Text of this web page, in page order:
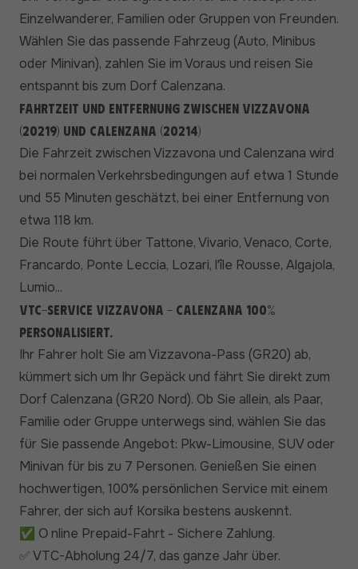
Einzelwanderer, Familien oder Gruppen von Freunden.
Wählen Sie das passende Fahrzeug (Auto, Minibus
oder Minivan), zahlen Sie im Voraus und reisen Sie
entspannt bis zum Dorf Calenzana.
Fahrtzeit und Entfernung zwischen Vizzavona
(20219) und Calenzana (20214)
Die Fahrzeit zwischen Vizzavona und Calenzana wird
bei normalen Verkehrsbedingungen auf etwa 1 Stunde
und 55 Minuten geschätzt, bei einer Entfernung von
etwa 118 km.
Die Route führt über Tattone, Vivario, Venaco, Corte,
Francardo, Ponte Leccia, Lozari, l'île Rousse, Algajola,
Lumio...
VTC-Service Vizzavona - Calenzana 100%
personalisiert.
Ihr Fahrer holt Sie am Vizzavona-Pass (GR20) ab,
kümmert sich um Ihr Gepäck und fährt Sie direkt zum
Dorf Calenzana (GR20 Nord). Ob Sie allein, als Paar,
Familie oder Gruppe unterwegs sind, wählen Sie das
für Sie passende Angebot: Pkw-Limousine, SUV oder
Minivan für bis zu 7 Personen. Genießen Sie einen
hochwertigen, 100% persönlichen Service mit einem
Fahrer, der sich auf Korsika bestens auskennt.
✅ O nline Prepaid-Fahrt - Sichere Zahlung.
✅ VTC-Abholung 24/7, das ganze Jahr über.